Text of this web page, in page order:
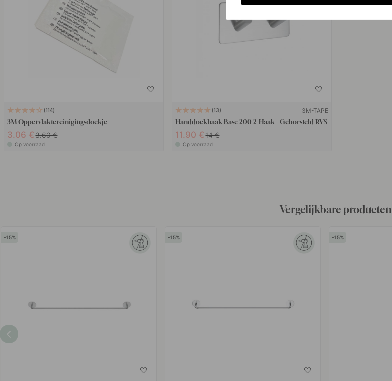
114
3M Oppervlaktereinigingsdoekje
3.06 € 3.60 €
Op voorraad
13 3M-TAPE
Handdoekhaak Base 200 2-Haak - Geborsteld RVS
11.90 € 14 €
Op voorraad
Vergelijkbare producten
15 15 15